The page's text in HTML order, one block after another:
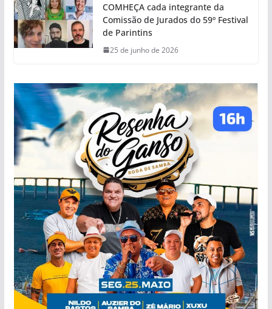
COMHEÇA cada integrante da
Comissão de Jurados do 59º Festival
de Parintins
25 de junho de 2026